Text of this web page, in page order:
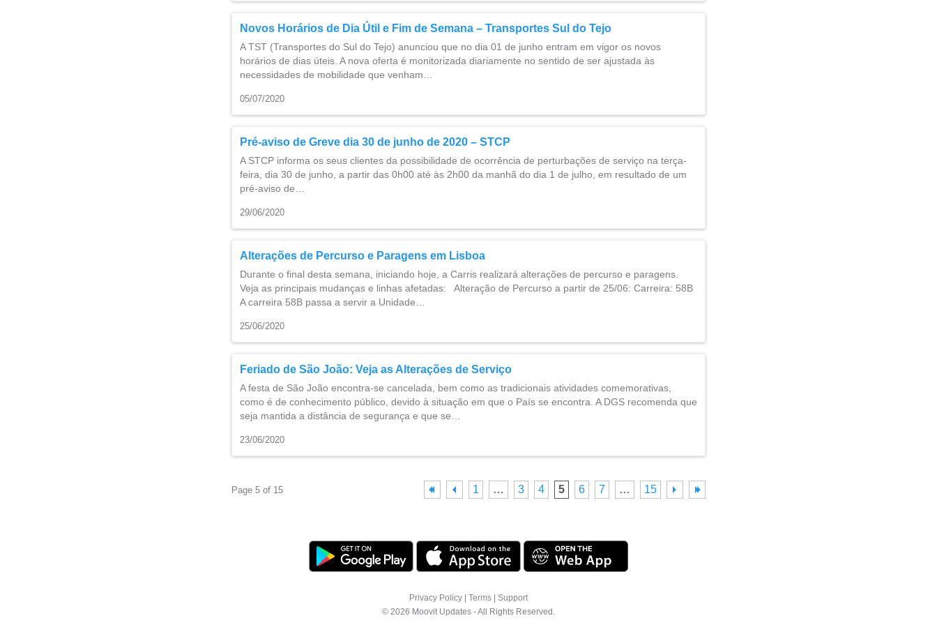
Novos Horários de Dia Útil e Fim de Semana – Transportes Sul do Tejo
A TST (Transportes do Sul do Tejo) anunciou que no dia 01 de junho entram em vigor os novos
horários de dias úteis. A nova oferta é monitorizada diariamente no sentido de ser ajustada às
necessidades de mobilidade que venham…
05/07/2020
Pré-aviso de Greve dia 30 de junho de 2020 – STCP
A STCP informa os seus clientes da possibilidade de ocorrência de perturbações de serviço na terça-
feira, dia 30 de junho, a partir das 0h00 até às 2h00 da manhã do dia 1 de julho, em resultado de um
pré-aviso de…
29/06/2020
Alterações de Percurso e Paragens em Lisboa
Durante o final desta semana, iniciando hoje, a Carris realizará alterações de percurso e paragens.
Veja as principais mudanças e linhas afetadas: Alteração de Percurso a partir de 25/06: Carreira: 58B
A carreira 58B passa a servir a Unidade…
25/06/2020
Feriado de São João: Veja as Alterações de Serviço
A festa de São João encontra-se cancelada, bem como as tradicionais atividades comemorativas,
como é de conhecimento público, devido à situação em que o País se encontra. A DGS recomenda que
seja mantida a distância de segurança e que se…
23/06/2020
Page 5 of 15 1 … 3 4 5 6 7 … 15
Privacy Policy Terms
Support
© 2026 Moovit Updates - All Rights Reserved.